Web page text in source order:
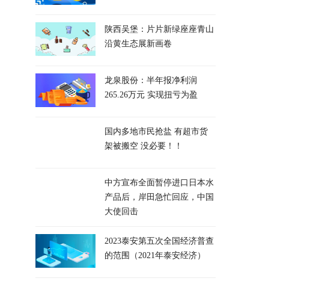
陕西吴堡：片片新绿座座青山
沿黄生态展新画卷
龙泉股份：半年报净利润
265.26万元 实现扭亏为盈
国内多地市民抢盐 有超市货
架被搬空 没必要！！
中方宣布全面暂停进口日本水
产品后，岸田急忙回应，中国
大使回击
2023泰安第五次全国经济普查
的范围（2021年泰安经济）